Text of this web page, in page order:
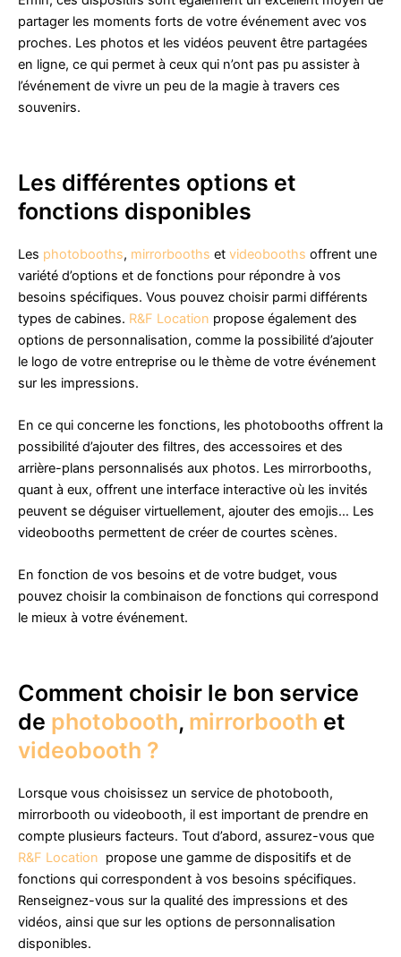
partager les moments forts de votre événement avec vos
proches. Les photos et les vidéos peuvent être partagées
en ligne, ce qui permet à ceux qui n’ont pas pu assister à
l’événement de vivre un peu de la magie à travers ces
souvenirs.
Les différentes options et
fonctions disponibles
Les photobooths, mirrorbooths et videobooths offrent une
variété d’options et de fonctions pour répondre à vos
besoins spécifiques. Vous pouvez choisir parmi différents
types de cabines. R&F Location propose également des
options de personnalisation, comme la possibilité d’ajouter
le logo de votre entreprise ou le thème de votre événement
sur les impressions.
En ce qui concerne les fonctions, les photobooths offrent la
possibilité d’ajouter des filtres, des accessoires et des
arrière-plans personnalisés aux photos. Les mirrorbooths,
quant à eux, offrent une interface interactive où les invités
peuvent se déguiser virtuellement, ajouter des emojis… Les
videobooths permettent de créer de courtes scènes.
En fonction de vos besoins et de votre budget, vous
pouvez choisir la combinaison de fonctions qui correspond
le mieux à votre événement.
Comment choisir le bon service
de photobooth, mirrorbooth et
videobooth ?
Lorsque vous choisissez un service de photobooth,
mirrorbooth ou videobooth, il est important de prendre en
compte plusieurs facteurs. Tout d’abord, assurez-vous que
R&F Location propose une gamme de dispositifs et de
fonctions qui correspondent à vos besoins spécifiques.
Renseignez-vous sur la qualité des impressions et des
vidéos, ainsi que sur les options de personnalisation
disponibles.